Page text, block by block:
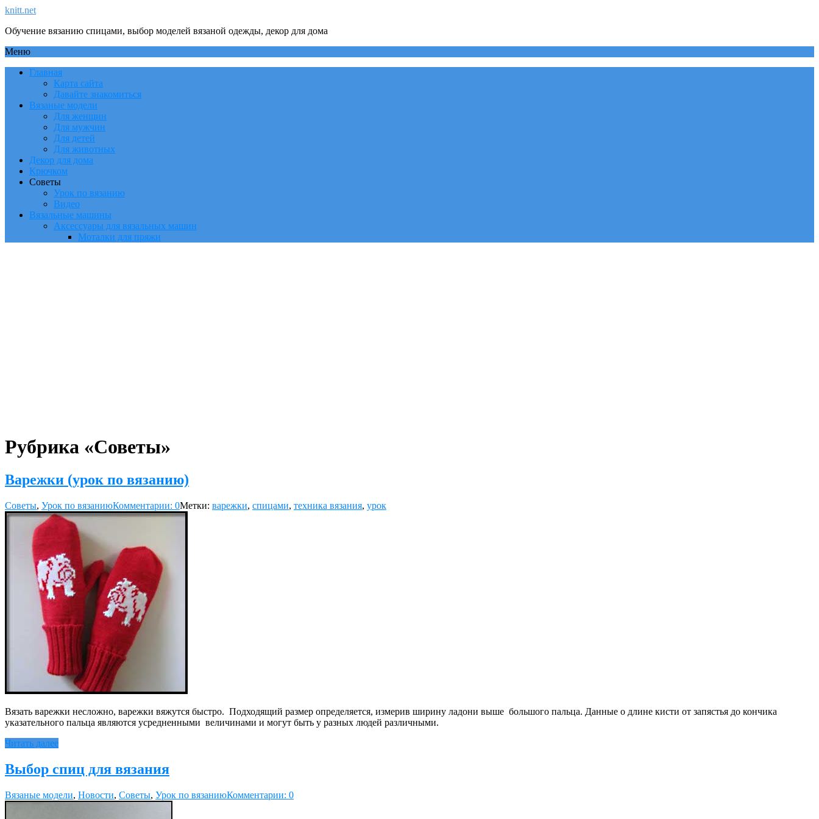
knitt.net
Обучение вязанию спицами, выбор моделей вязаной одежды, декор для дома
Меню
Главная
Карта сайта
Давайте знакомиться
Вязаные модели
Для женщин
Для мужчин
Для детей
Для животных
Декор для дома
Крючком
Советы
Урок по вязанию
Видео
Вязальные машины
Аксессуары для вязальных машин
Моталки для пряжи
Рубрика «Советы»
Варежки (урок по вязанию)
Советы, Урок по вязаниюКомментарии: 0Метки: варежки, спицами, техника вязания, урок
Вязать варежки несложно, варежки вяжутся быстро. Подходящий размер определяется, измерив ширину ладони выше большого пальца. Данные о длине кисти от запястья до кончика
указательного пальца являются усредненными величинами и могут быть у разных людей различными.
Читать далее
Выбор спиц для вязания
Вязаные модели, Новости, Советы, Урок по вязаниюКомментарии: 0